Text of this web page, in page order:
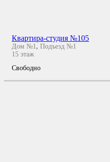
Квартира-студия №105
Дом №1, Подъезд №1
15 этаж
Свободно